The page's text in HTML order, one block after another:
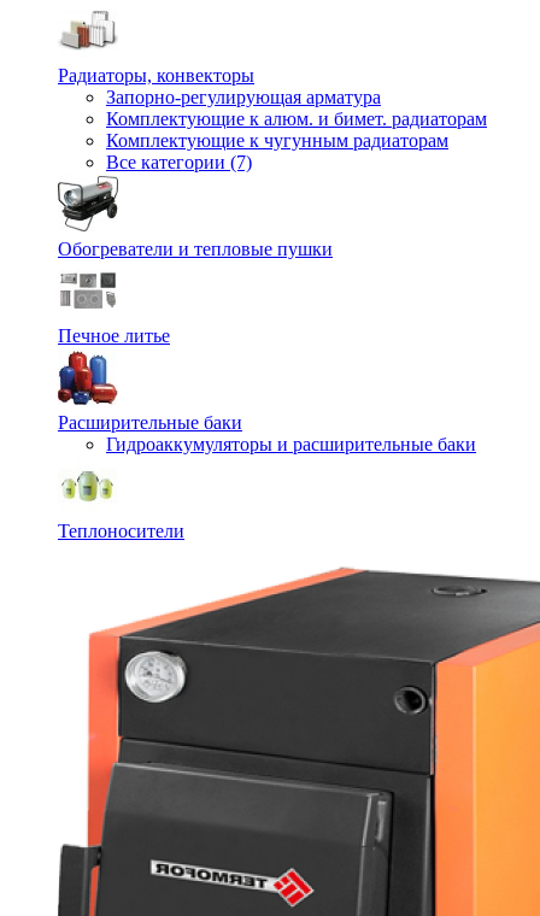
Радиаторы, конвекторы
Запорно-регулирующая арматура
Комплектующие к алюм. и бимет. радиаторам
Комплектующие к чугунным радиаторам
Все категории (7)
Обогреватели и тепловые пушки
Печное литье
Расширительные баки
Гидроаккумуляторы и расширительные баки
Теплоносители